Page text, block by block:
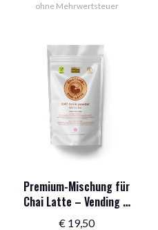
ohne Mehrwertsteuer
Premium-Mischung für
Chai Latte – Vending –
Vegan 750 g
€ 19,50